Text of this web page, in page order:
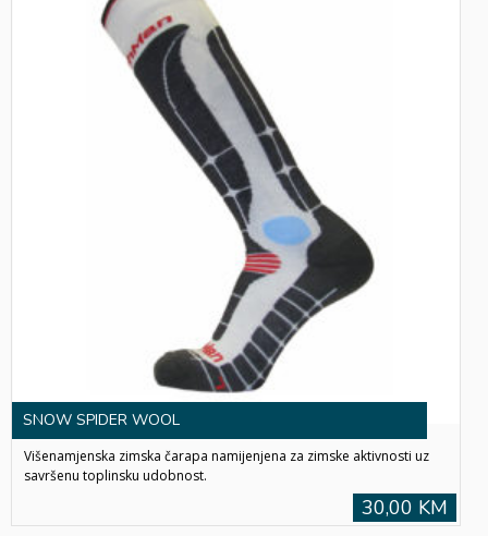
SNOW SPIDER WOOL
Višenamjenska zimska čarapa namijenjena za zimske aktivnosti uz
savršenu toplinsku udobnost.
30,00 KM